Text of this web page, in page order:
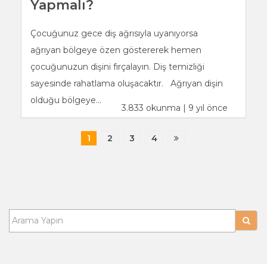
Yapmalı?
Çocuğunuz gece diş ağrısıyla uyanıyorsa
ağrıyan bölgeye özen göstererek hemen
çocuğunuzun dişini fırçalayın. Diş temizliği
sayesinde rahatlama oluşacaktır. Ağrıyan dişin
olduğu bölgeye...
3.833 okunma | 9 yıl önce
1 2 3 4